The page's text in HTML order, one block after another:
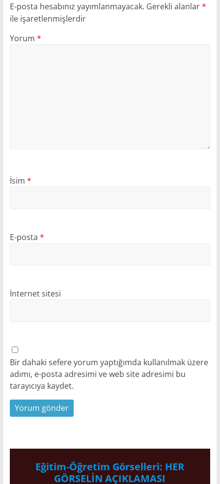
E-posta hesabınız yayımlanmayacak. Gerekli alanlar*
ile işaretlenmişlerdir
Yorum *
İsim *
E-posta *
İnternet sitesi
Bir dahaki sefere yorum yaptığımda kullanılmak üzere
adımı, e-posta adresimi ve web site adresimi bu
tarayıcıya kaydet.
Eğitim-Öğretim Görselleri: HER
GÖRSELİN AÇIKLAMASI